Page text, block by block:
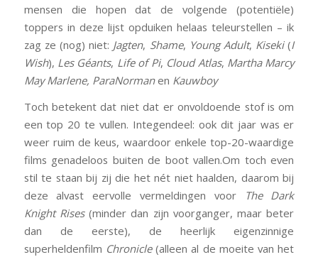
mensen die hopen dat de volgende (potentiële)
toppers in deze lijst opduiken helaas teleurstellen – ik
zag ze (nog) niet: Jagten, Shame, Young Adult, Kiseki(I
Wish), Les Géants, Life of Pi, Cloud Atlas, Martha Marcy
May Marlene, ParaNormanen Kauwboy
Toch betekent dat niet dat er onvoldoende stof is om
een top 20 te vullen. Integendeel: ook dit jaar was er
weer ruim de keus, waardoor enkele top-20-waardige
films genadeloos buiten de boot vallen.Om toch even
stil te staan bij zij die het nét niet haalden, daarom bij
deze alvast eervolle vermeldingen voor
The Dark
Knight Rises(minder dan zijn voorganger, maar beter
dan de eerste), de heerlijk eigenzinnige
superheldenfilm Chronicle(alleen al de moeite van het